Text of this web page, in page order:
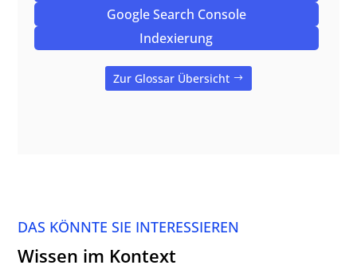
Google Search Console
Indexierung
Zur Glossar Übersicht
DAS KÖNNTE SIE INTERESSIEREN
Wissen im Kontext